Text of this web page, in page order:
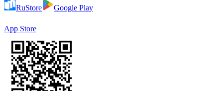
RuStore Google Play
App Store